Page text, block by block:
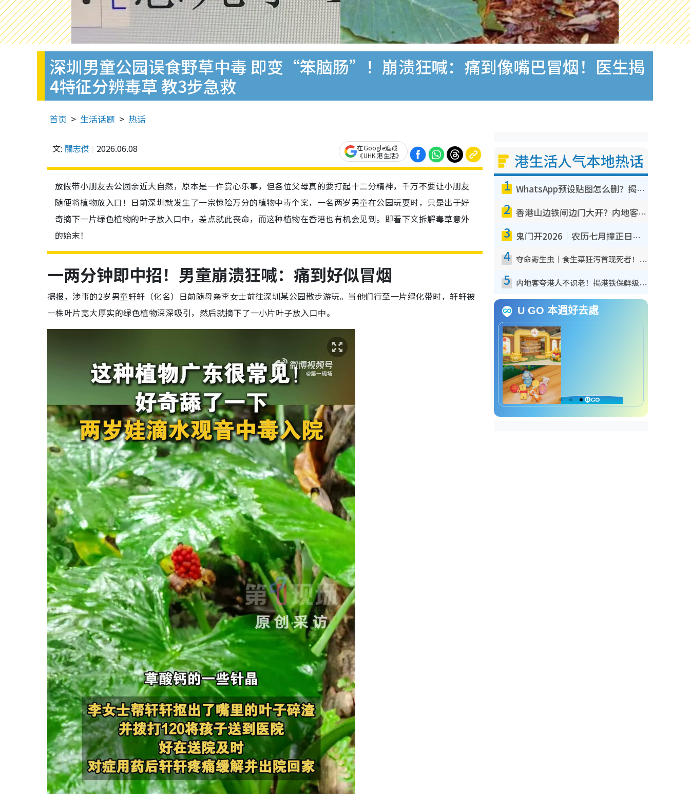
深圳男童公园误食野草中毒 即变“笨脑肠”！崩溃狂喊：痛到像嘴巴冒烟！医生揭
4特征分辨毒草 教3步急救
首页 生活话题 热话
文: 關志傑 2026.06.08
在Google追蹤
《UHK 港生活》
放假带小朋友去公园亲近大自然，原本是一件赏心乐事，但各位父母真的要打起十二分精神，千万不要让小朋友
随便将植物放入口！日前深圳就发生了一宗惊险万分的植物中毒个案，一名两岁男童在公园玩耍时，只是出于好
奇摘下一片绿色植物的叶子放入口中，差点就此丧命，而这种植物在香港也有机会见到。即看下文拆解毒草意外
的始末！
一两分钟即中招！男童崩溃狂喊：痛到好似冒烟
据报，涉事的2岁男童轩轩（化名）日前随母亲李女士前往深圳某公园散步游玩。当他们行至一片绿化带时，轩轩被
一株叶片宽大厚实的绿色植物深深吸引，然后就摘下了一小片叶子放入口中。
港生活人气本地热话
1 WhatsApp预设贴图怎么删？揭秘1招“反向操作”还原简洁界面 附3步实测教程
2 香港山边铁闸边门大开？内地客困惑意义何在！网友神回复：这种叫法理性防御
3 鬼门开2026｜农历七月撞正日全食特别邪？专家警告切忌做一事！揭4大禁忌+2招保平安
4 夺命寄生虫｜食生菜狂泻首现死者！疫潮恶化录1.8万宗病例 揭洗菜3大谬误
5 内地客夸港人不识老！揭港铁保鲜级冷气 港人求放过：别投诉
U GO 本週好去處